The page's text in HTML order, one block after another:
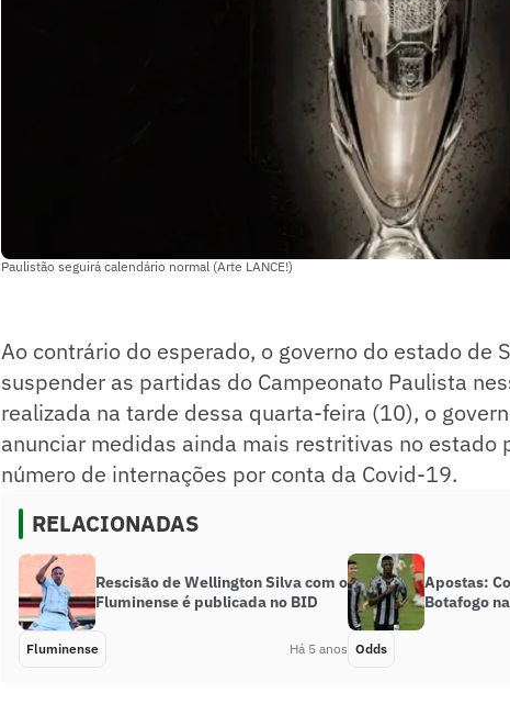
Paulistão seguirá calendário normal (Arte LANCE!)
Ao contrário do esperado, o governo do estado de
suspender as partidas do Campeonato Paulista
realizada na tarde dessa quarta-feira (10), o
anunciar medidas ainda mais restritivas no estado
número de internações por conta da Covid-19.
RELACIONADAS
Rescisão de Wellington Silva com o
Fluminense é publicada no BID
Fluminense Há 5 anos
Apostas:
Botafogo
Odds